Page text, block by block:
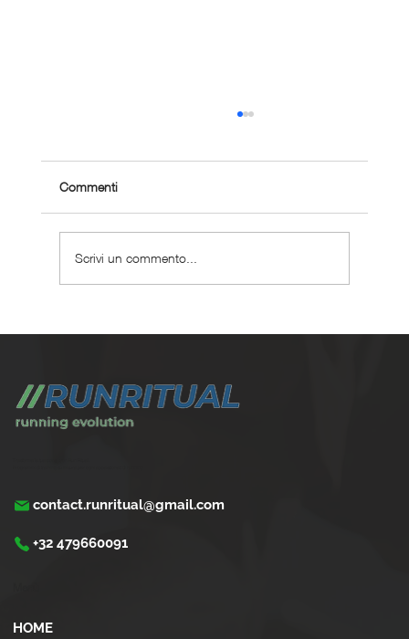
Commenti
Scrivi un commento...
contact.runritual@gmail.com
+32 479660091
HOME